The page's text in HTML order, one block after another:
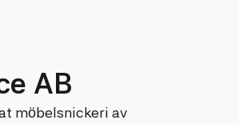
AB
möbelsnickeri av